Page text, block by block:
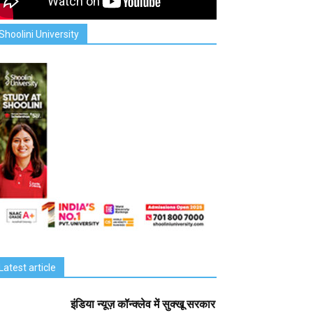
University
article
इंडिया न्यूज़ कॉन्क्लेव में सुक्खू सरकार